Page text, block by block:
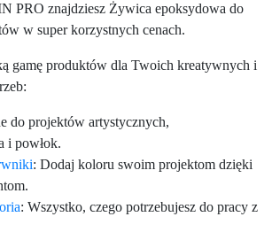
PRO znajdziesz Żywica epoksydowa do
w super korzystnych cenach.
gamę produktów dla Twoich kreatywnych i
do projektów artystycznych,
i powłok.
: Dodaj koloru swoim projektom dzięki
: Wszystko, czego potrzebujesz do pracy z